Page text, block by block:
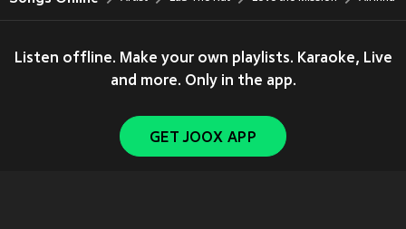
Listen offline. Make your own playlists. Karaoke, Live
and more. Only in the app.
GET JOOX APP